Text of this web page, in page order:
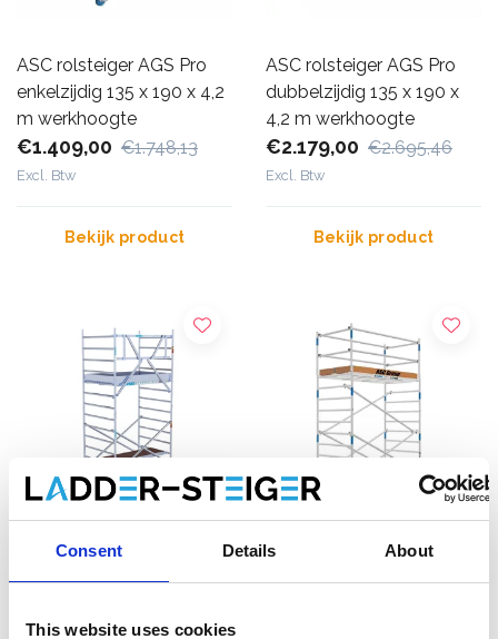
Consent Details About
This website uses cookies
ASC rolsteiger AGS Pro
enkelzijdig 135 x 190 x 4,2
m werkhoogte
€1.409,00 €1.748,13
Excl. Btw
Bekijk product
ASC rolsteiger AGS Pro
dubbelzijdig 135 x 190 x
4,2 m werkhoogte
€2.179,00 €2.695,46
Excl. Btw
Bekijk product
werkhoogte 5,2 m